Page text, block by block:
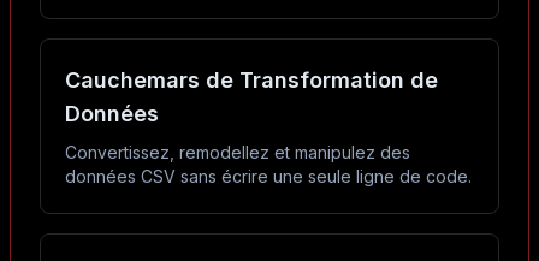
Cauchemars de Transformation de
Données
Convertissez, remodellez et manipulez des
données CSV sans écrire une seule ligne de code.